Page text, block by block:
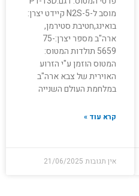
מוסב ל-N2S-5 קיידט יצרן:
בואינג,חטיבת סטירמן,
ארה"ב מספר יצרן:75-
5659 תולדות המטוס:
המטוס הוזמן ע"י הזרוע
האוירית של צבא ארה"ב
במלחמת העולם השנייה
קרא עוד »
אין תגובות 21/06/2025